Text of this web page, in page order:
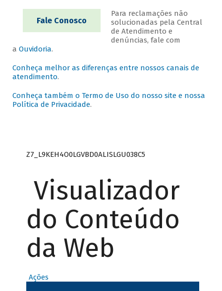
Fale Conosco
Para reclamações não
solucionadas pela Central
de Atendimento e
denúncias, fale com
a Ouvidoria.
Conheça melhor as diferenças entre nossos canais de
atendimento.
Conheça também o Termo de Uso do nosso site e nossa
Política de Privacidade.
Z7_L9KEH4O0LGVBD0ALISLGU038C5
Visualizador
do Conteúdo
da Web
Ações